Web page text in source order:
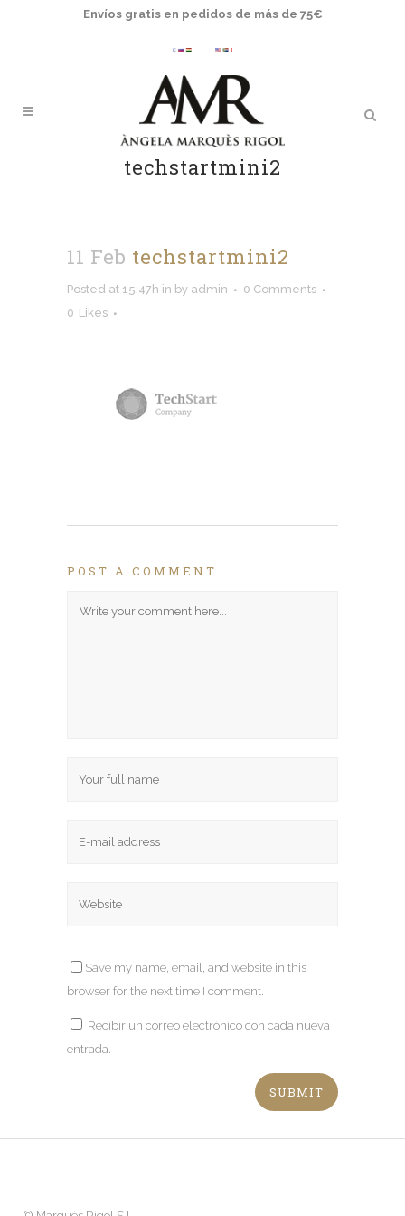
Envíos gratis en pedidos de más de 75€
techstartmini2
11 Feb techstartmini2
Posted at 15:47h in by admin
0 Comments
0 Likes
POST A COMMENT
Save my name, email, and website in this
browser for the next time I comment.
Recibir un correo electrónico con cada nueva
entrada.